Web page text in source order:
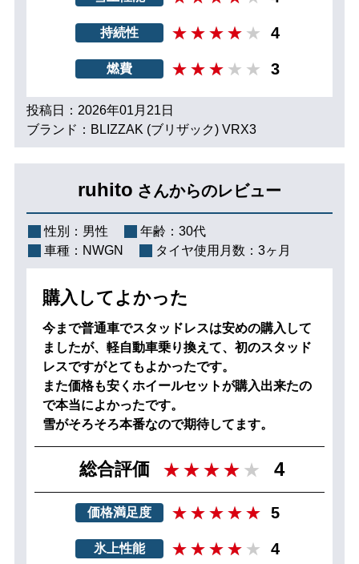
持続性 4
燃費 3
投稿日：2026年01月21日
ブランド：BLIZZAK (ブリザック) VRX3
ruhito さんからのレビュー
性別： 男性 年齢： 30代
車種： NWGN タイヤ使用月数： 3ヶ月
購入してよかった
今まで普通車でスタッドレスは安めの購入して
ましたが、軽自動車乗り換えて、初のスタッド
レスですがとてもよかったです。
また価格も安くホイールセットが購入出来たの
で本当によかったです。
雪がそろそろ本番なので期待してます。
総合評価 4
価格満足度 5
氷上性能 4